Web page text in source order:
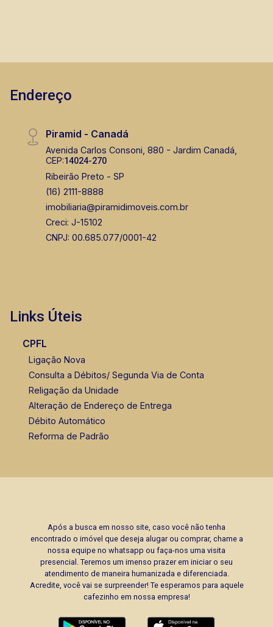
Endereço
Piramid - Canadá
Avenida Carlos Consoni, 880 - Jardim Canadá,
CEP:14024-270
Ribeirão Preto - SP
(16) 2111-8888
imobiliaria@piramidimoveis.com.br
Creci: J-15102
CNPJ: 00.685.077/0001-42
Links Úteis
CPFL
Ligação Nova
Consulta a Débitos/ Segunda Via de Conta
Religação da Unidade
Alteração de Endereço de Entrega
Débito Automático
Reforma de Padrão
Após a busca em nosso site, caso você não tenha
encontrado o imóvel que deseja alugar ou comprar, chame a
nossa equipe no whatsapp ou faça-nos uma visita
presencial. Teremos um imenso prazer em iniciar o seu
atendimento de maneira humanizada e diferenciada.
Acredite, você vai se surpreender! Te esperamos para aquele
cafezinho em nossa empresa!